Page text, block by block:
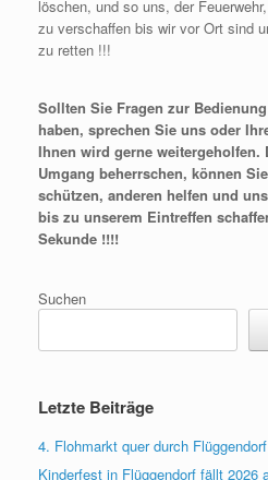
löschen, und so uns, der
zu verschaffen bis wir vor Ort sind
zu retten !!!
Sollten Sie Fragen zur
haben, sprechen Sie uns oder
Ihnen wird gerne weitergeholfen.
Umgang beherrschen, können
schützen, anderen helfen und
bis zu unserem Eintreffen
Sekunde !!!!
Suchen
Letzte Beiträge
4. Flohmarkt quer durch Flüggendorf
Kinderfest in Flüggendorf fällt 2026